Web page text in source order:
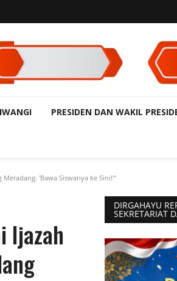
PRESIDEN DAN WAKIL
'Bawa Siswanya ke Sini!'"
Ijazah
DIRGAHAYU
SEKRETARIAT